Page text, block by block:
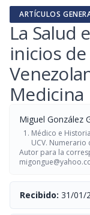
ARTÍCULOS
La Salud
inicios
Medicina
Miguel González
Médico e
UCV. Numerario
Autor para la
Recibido: 31/01/